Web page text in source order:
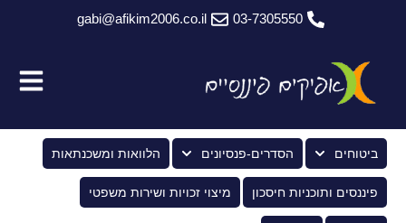
03-7305550
gabi@afikim2006.co.il
ביטוחים הסדרים-פנסיונים הלוואות ומשכנתאות
פיננסים ותוכניות חיסכון מיצוי זכויות ושירות משפטי